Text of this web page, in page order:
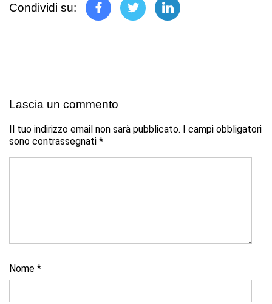
Condividi su:
Lascia un commento
Il tuo indirizzo email non sarà pubblicato. I campi obbligatori
sono contrassegnati *
Nome *